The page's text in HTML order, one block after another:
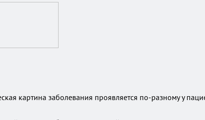
картина заболевания проявляется по-разному у